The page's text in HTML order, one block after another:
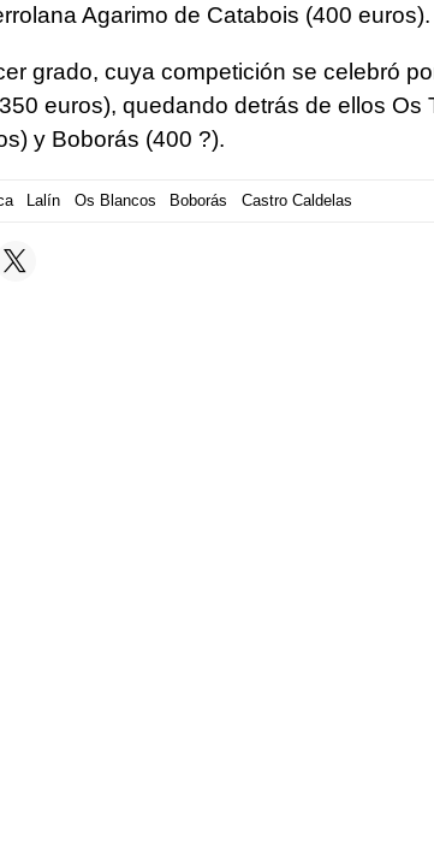
Agarimo de Catabois (400 euros).
grado, cuya competición se celebró
euros), quedando detrás de ellos Os
y Boborás (400 ?).
Lalín Os Blancos Boborás Castro Caldelas